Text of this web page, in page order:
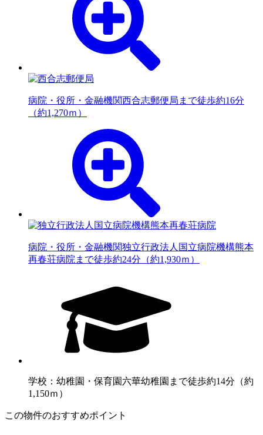
病院・役所・金融機関西合志郵便局まで徒歩約16分
（約1,270ｍ）
病院・役所・金融機関独立行政法人国立病院機構熊本
再春荘病院まで徒歩約24分（約1,930ｍ）
学校：幼稚園・保育園 六華幼稚園まで徒歩約14分（約
1,150ｍ）
この物件のおすすめポイント